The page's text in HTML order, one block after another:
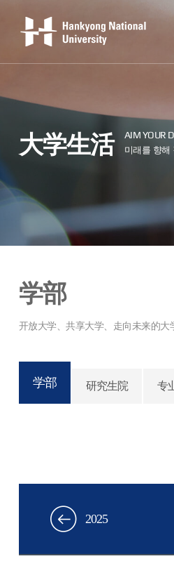
大学生活
学部
学部 研究生院 专
2025